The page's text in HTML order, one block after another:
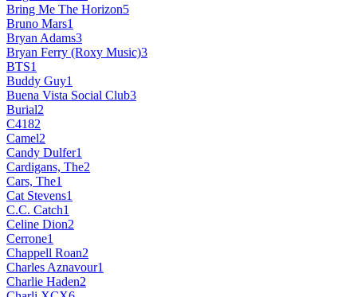
Bring Me The Horizon5
Bruno Mars1
Bryan Adams3
Bryan Ferry (Roxy Music)3
BTS1
Buddy Guy1
Buena Vista Social Club3
Burial2
C4182
Camel2
Candy Dulfer1
Cardigans, The2
Cars, The1
Cat Stevens1
C.C. Catch1
Celine Dion2
Cerrone1
Chappell Roan2
Charles Aznavour1
Charlie Haden2